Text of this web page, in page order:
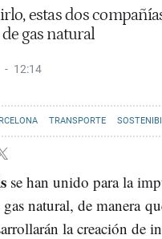
estas dos
gas natural
12:14
TRANSPORTE
se han unido para la
natural, de manera
la creación de